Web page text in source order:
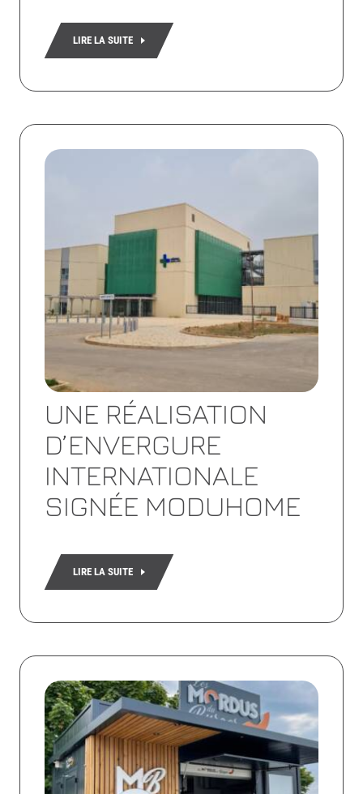
LIRE LA SUITE
UNE RÉALISATION
D’ENVERGURE
INTERNATIONALE
SIGNÉE MODUHOME
LIRE LA SUITE
Lire
Lire
suite